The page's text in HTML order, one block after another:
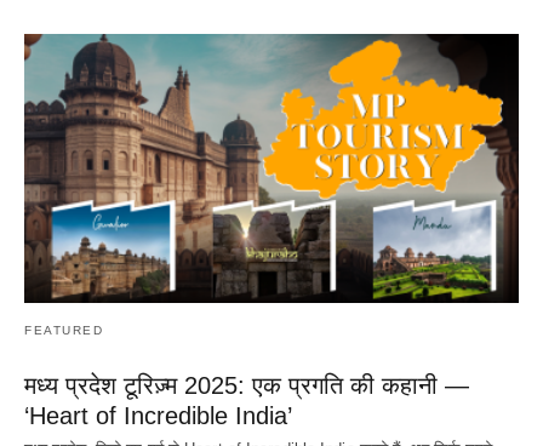
FEATURED
मध्य प्रदेश टूरिज़्म 2025: एक प्रगति की कहानी —
‘Heart of Incredible India’